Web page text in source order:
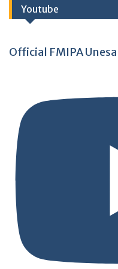
Youtube
Official FMIPA Unesa